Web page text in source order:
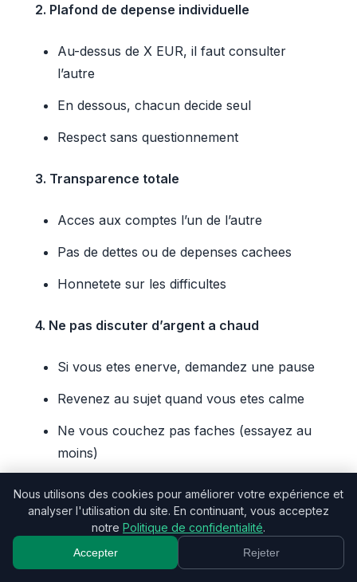
2. Plafond de depense individuelle
Au-dessus de X EUR, il faut consulter
l’autre
En dessous, chacun decide seul
Respect sans questionnement
3. Transparence totale
Acces aux comptes l’un de l’autre
Pas de dettes ou de depenses cachees
Honnetete sur les difficultes
4. Ne pas discuter d’argent a chaud
Si vous etes enerve, demandez une pause
Revenez au sujet quand vous etes calme
Ne vous couchez pas faches (essayez au
moins)
5. Celebrer les victoires ensemble
Objectif atteint ? Fetez cela
Dette remboursee ? Celebrez
Nous utilisons des cookies pour améliorer votre expérience et
analyser l'utilisation du site. En continuant, vous acceptez
notre Politique de confidentialité.
Accepter Rejeter